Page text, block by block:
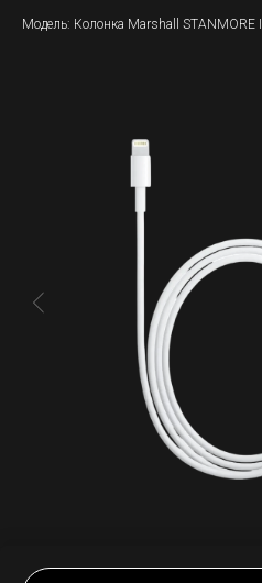
Модель: Колонка Marshall STANMORE III